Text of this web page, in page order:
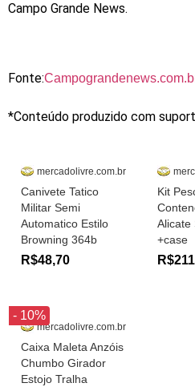
Campo Grande News.
Fonte:
*Conteúdo produzido com
mercadolivre.com.br
Canivete Tatico
Militar Semi
Automatico Estilo
Browning 364b
R$48,70
Kit
Alicate
+case
- 10%
mercadolivre.com.br
Caixa Maleta Anzóis
Chumbo Girador
Estojo Tralha